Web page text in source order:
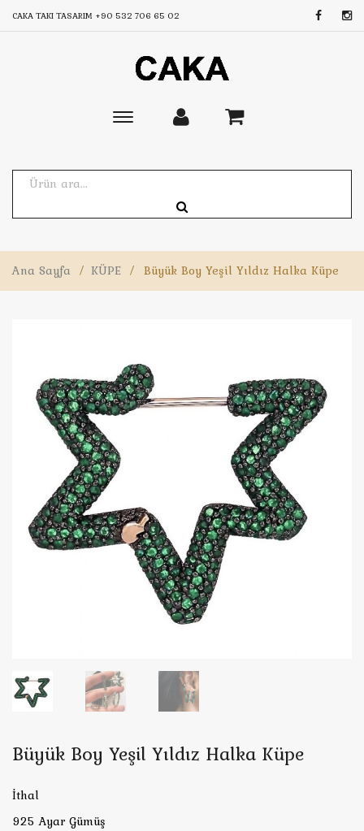
CAKA TAKI TASARIM +90 532 706 65 02
Toggle
Ana Sayfa / KÜPE / Büyük Boy Yeşil Yıldız Halka Küpe
Büyük Boy Yeşil Yıldız Halka Küpe
İthal
925 Ayar Gümüş